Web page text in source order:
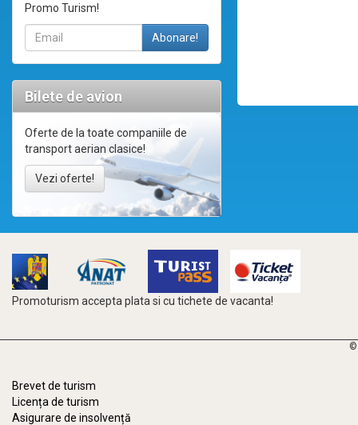
Promo Turism!
Bilete de avion
Oferte de la toate companiile de
transport aerian clasice!
Vezi oferte!
Promoturism accepta plata si cu tichete de vacanta!
©
Brevet de turism
Licența de turism
Asigurare de insolvență